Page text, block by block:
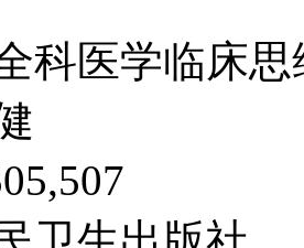
科医学临床